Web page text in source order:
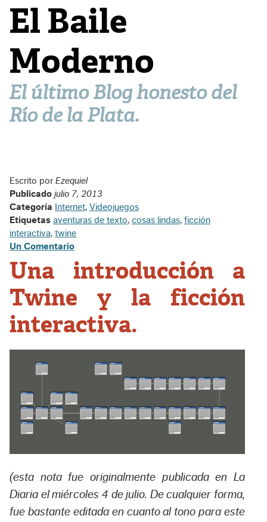
El Baile
Moderno
El último Blog honesto del
Río de la Plata.
Escrito porEzequiel
Publicado julio 7, 2013
Categoría
Internet, Videojuegos
Etiquetas aventuras de texto, cosas lindas, ficción
interactiva, twine
Un Comentario
Una introducción a
Twine y la ficción
interactiva.
(esta nota fue originalmente publicada en La
Diaria el miércoles 4 de julio. De cualquier forma,
fue bastante editada en cuanto al tono para este